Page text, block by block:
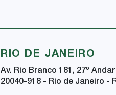
RIO DE JANEIRO
Av. Rio Branco 181, 27º Andar
20040-918 - Rio de Janeiro -